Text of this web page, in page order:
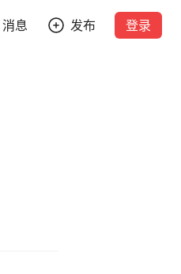
消息 发布 登录